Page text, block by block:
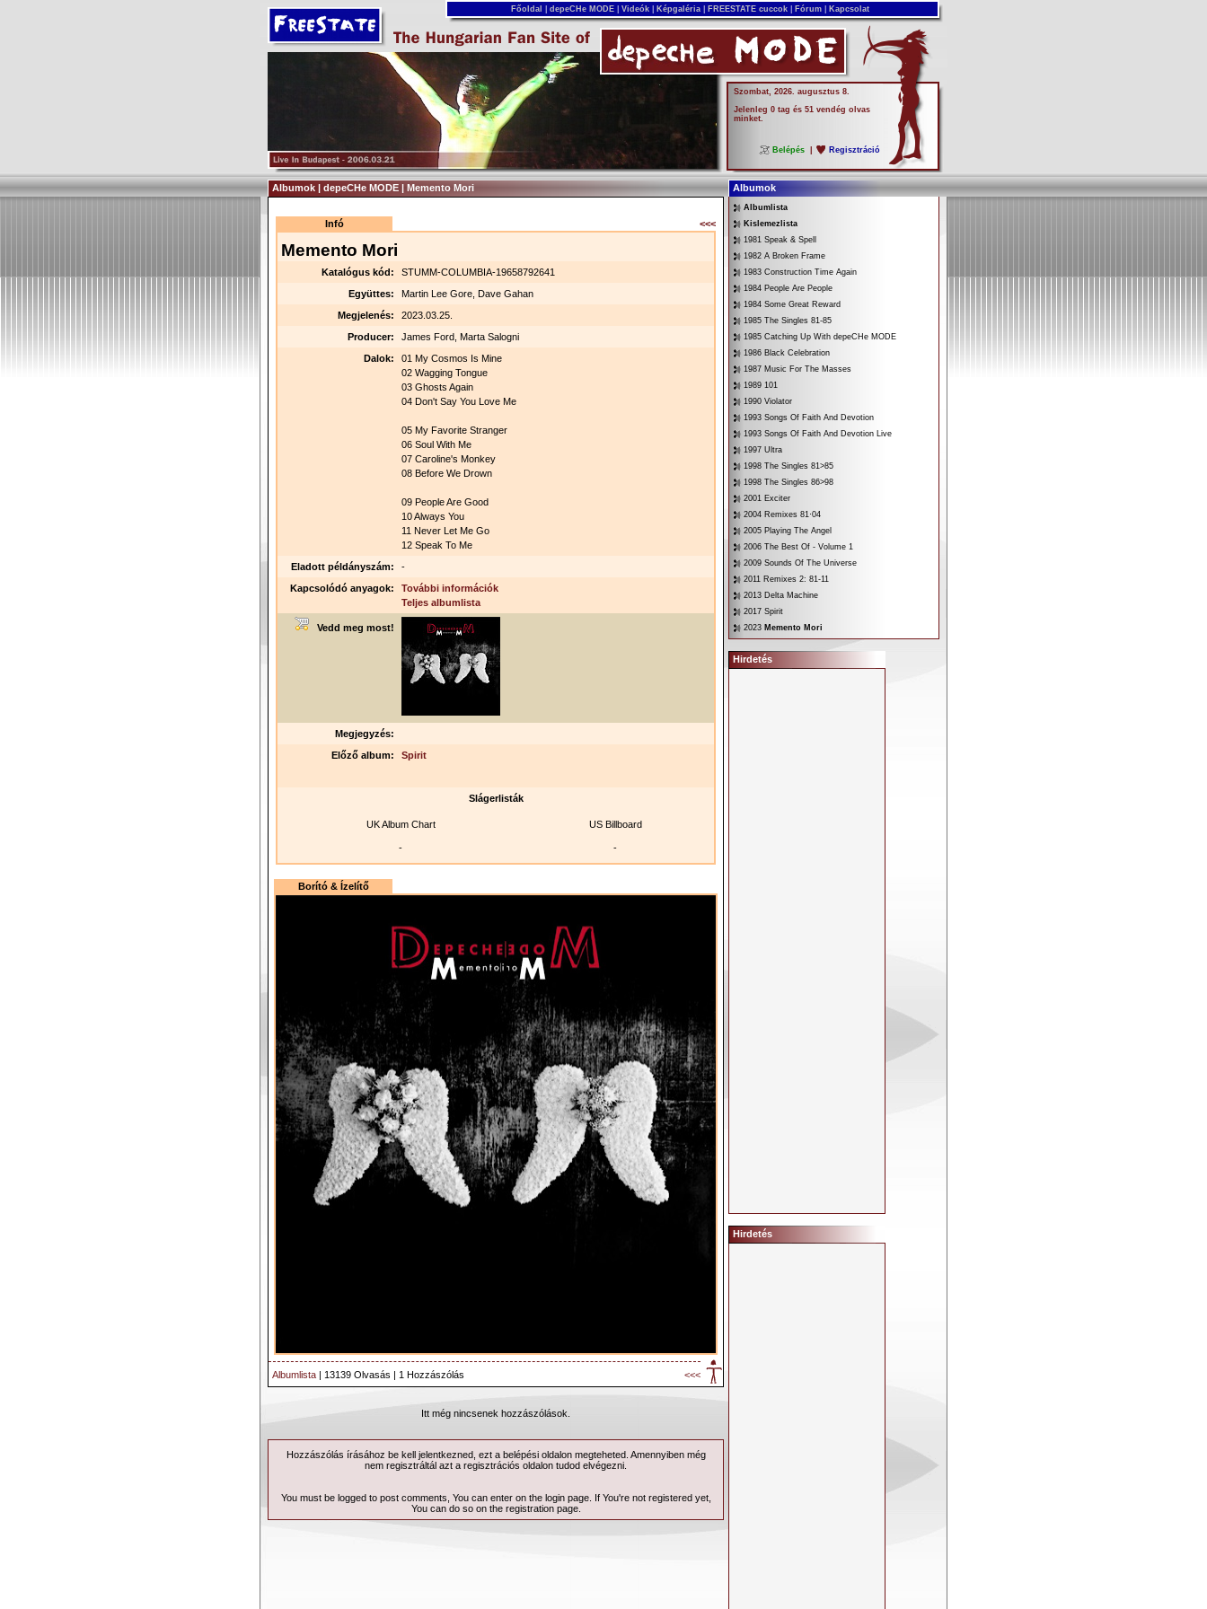
Főoldal depeCHe MODE Videók Képgaléria FREESTATE cuccok Fórum Kapcsolat
Szombat, 2026. augusztus 8.
Jelenleg 0 tag és 51 vendég olvas
minket.
Belépés Regisztráció
Albumok | depeCHe MODE | Memento Mori Albumok
Infó <<<
Memento Mori
Katalógus kód:
STUMM-COLUMBIA-19658792641
Együttes:
Martin Lee Gore, Dave Gahan
Megjelenés:
2023.03.25.
Producer:
James Ford, Marta Salogni
Dalok:
01 My Cosmos Is Mine
02 Wagging Tongue
03 Ghosts Again
04 Don't Say You Love Me
05 My Favorite Stranger
06 Soul With Me
07 Caroline's Monkey
08 Before We Drown
09 People Are Good
10 Always You
11 Never Let Me Go
12 Speak To Me
Eladott példányszám:
-
Kapcsolódó anyagok:
További információk
Teljes albumlista
Vedd meg most!
Megjegyzés:
Előző album:
Spirit
Slágerlisták
UK Album Chart US Billboard
- -
Borító & Ízelítő
Albumlista | 13139 Olvasás | 1 Hozzászólás <<<
Itt még nincsenek hozzászólások.
Hozzászólás írásához be kell jelentkezned, ezt a belépésioldalon megteheted. Amennyiben még
nem regisztráltál azt a regisztrációs oldalon tudod elvégezni.
You must be logged to post comments, You can enter on the login page. If You're not registered yet,
You can do so on the registration page.
Albumlista
Kislemezlista
1981 Speak & Spell
1982 A Broken Frame
1983 Construction Time Again
1984 People Are People
1984 Some Great Reward
1985 The Singles 81-85
1985 Catching Up With depeCHe MODE
1986 Black Celebration
1987 Music For The Masses
1989 101
1990 Violator
1993 Songs Of Faith And Devotion
1993 Songs Of Faith And Devotion Live
1997 Ultra
1998 The Singles 81>85
1998 The Singles 86>98
2001 Exciter
2004 Remixes 81·04
2005 Playing The Angel
2006 The Best Of - Volume 1
2009 Sounds Of The Universe
2011 Remixes 2: 81-11
2013 Delta Machine
2017 Spirit
2023 Memento Mori
Hirdetés
Hirdetés